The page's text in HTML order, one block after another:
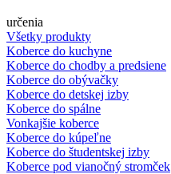
určenia
Všetky produkty
Koberce do kuchyne
Koberce do chodby a predsiene
Koberce do obývačky
Koberce do detskej izby
Koberce do spálne
Vonkajšie koberce
Koberce do kúpeľne
Koberce do študentskej izby
Koberce pod vianočný stromček